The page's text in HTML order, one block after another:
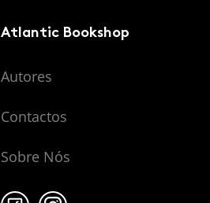
Atlantic Bookshop
Autores
Contactos
Sobre Nós